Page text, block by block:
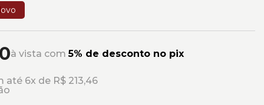
à vista com5% de desconto no pix
até 6x de R$ 213,46